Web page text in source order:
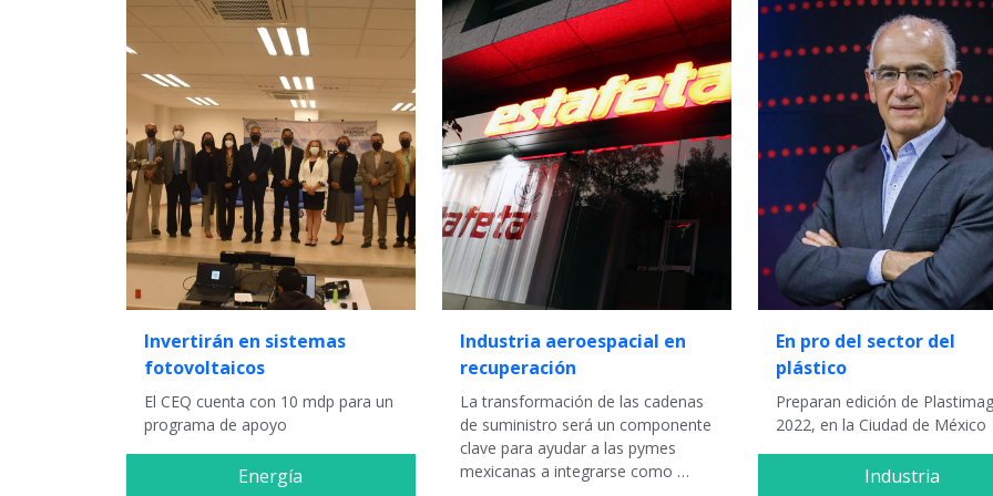
Invertirán en sistemas
fotovoltaicos
El CEQ cuenta con 10 mdp para un
programa de apoyo
Energía
Industria aeroespacial en
recuperación
La transformación de las cadenas
de suministro será un componente
clave para ayudar a las pymes
mexicanas a integrarse como …
En pro del sector del
plástico
Preparan edición de
2022, en la Ciudad de México
Industria